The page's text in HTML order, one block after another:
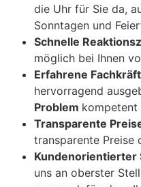
die Uhr für Sie da,
Sonntagen und
Schnelle
möglich bei Ihnen
Erfahrene
hervorragend
Problem kompetent
Transparente
transparente Preise
Kundenorientierter
uns an oberster